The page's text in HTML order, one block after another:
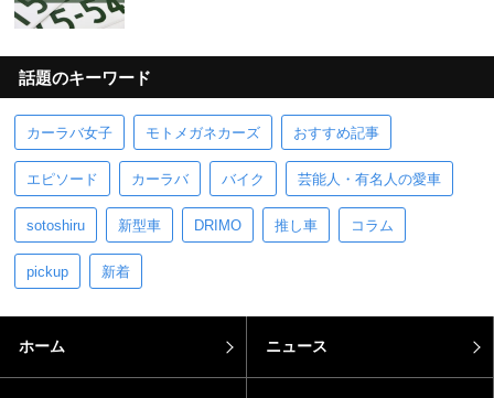
話題のキーワード
カーラバ女子 モトメガネカーズ おすすめ記事
エピソード カーラバ バイク 芸能人・有名人の愛車
sotoshiru 新型車 DRIMO 推し車 コラム
pickup 新着
ホーム ニュース